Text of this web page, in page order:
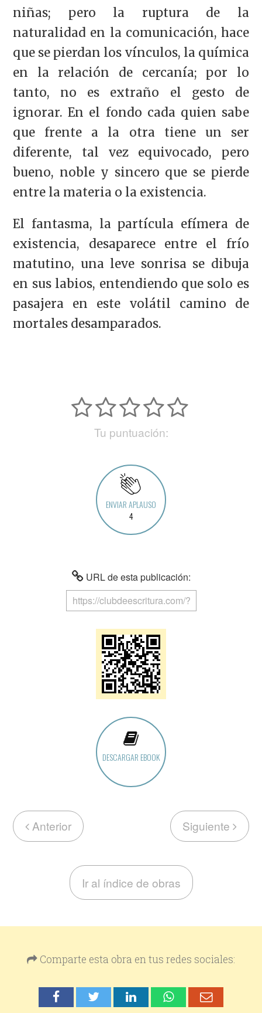
niñas; pero la ruptura de la
naturalidad en la comunicación, hace
que se pierdan los vínculos, la química
en la relación de cercanía; por lo
tanto, no es extraño el gesto de
ignorar. En el fondo cada quien sabe
que frente a la otra tiene un ser
diferente, tal vez equivocado, pero
bueno, noble y sincero que se pierde
entre la materia o la existencia.
El fantasma, la partícula efímera de
existencia, desaparece entre el frío
matutino, una leve sonrisa se dibuja
en sus labios, entendiendo que solo es
pasajera en este volátil camino de
mortales desamparados.
Tu puntuación:
ENVIAR APLAUSO
4
URL de esta publicación:
DESCARGAR EBOOK
Anterior Siguiente
Ir al índice de obras
Comparte esta obra en tus redes sociales: